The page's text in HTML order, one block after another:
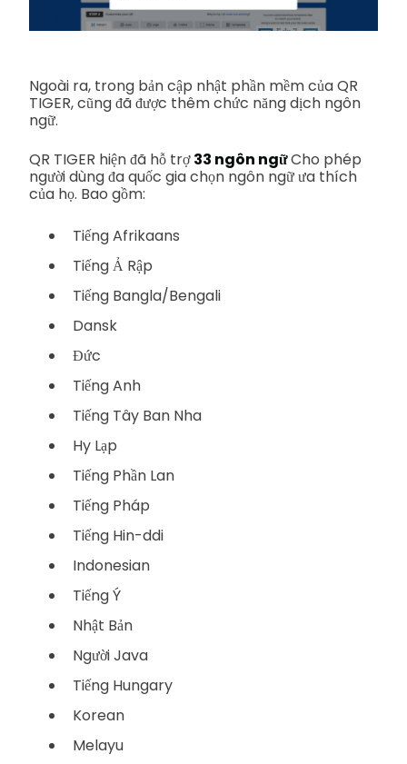
Ngoài ra, trong bản cập nhật phần mềm của QR
TIGER, cũng đã được thêm chức năng dịch ngôn
ngữ.
QR TIGER hiện đã hỗ trợ33 ngôn ngữCho phép
người dùng đa quốc gia chọn ngôn ngữ ưa thích
của họ. Bao gồm:
Tiếng Afrikaans
Tiếng Ả Rập
Tiếng Bangla/Bengali
Dansk
Đức
Tiếng Anh
Tiếng Tây Ban Nha
Hy Lạp
Tiếng Phần Lan
Tiếng Pháp
Tiếng Hin-ddi
Indonesian
Tiếng Ý
Nhật Bản
Người Java
Tiếng Hungary
Korean
Melayu